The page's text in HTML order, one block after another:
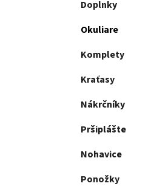
Doplnky
Okuliare
Komplety
Kraťasy
Nákrčníky
Pršiplášte
Nohavice
Ponožky